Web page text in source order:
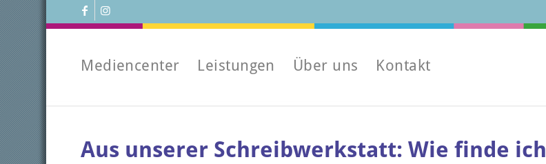
Mediencenter Leistungen Über uns Kontakt
Aus unserer Schreibwerkstatt: Wie finde ich